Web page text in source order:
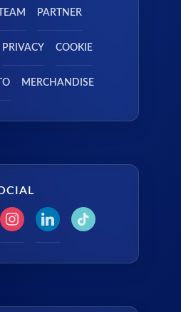
PARTNER
PRIVACY COOKIE
MERCHANDISE